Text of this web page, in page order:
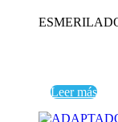
Leer más